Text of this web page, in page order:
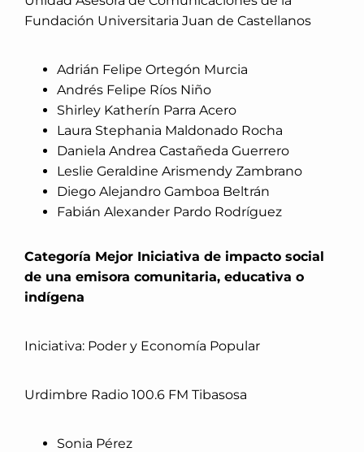
Fundación Universitaria Juan de Castellanos
Adrián Felipe Ortegón Murcia
Andrés Felipe Ríos Niño
Shirley Katherín Parra Acero
Laura Stephania Maldonado Rocha
Daniela Andrea Castañeda Guerrero
Leslie Geraldine Arismendy Zambrano
Diego Alejandro Gamboa Beltrán
Fabián Alexander Pardo Rodríguez
Categoría Mejor Iniciativa de impacto social
de una emisora comunitaria, educativa o
indígena
Iniciativa: Poder y Economía Popular
Urdimbre Radio 100.6 FM Tibasosa
Sonia Pérez